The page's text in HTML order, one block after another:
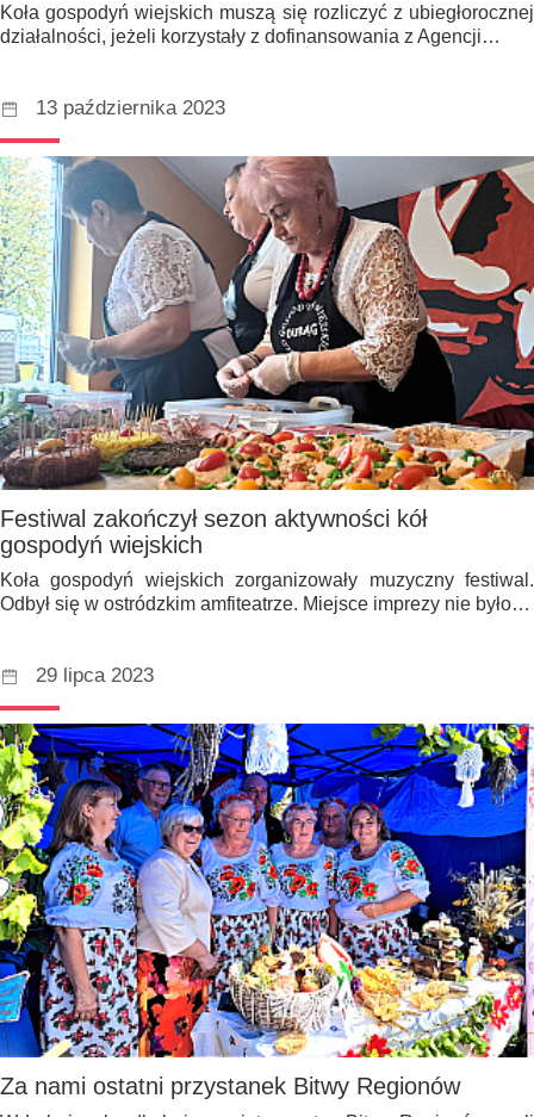
Koła gospodyń wiejskich muszą się rozliczyć z ubiegłorocznej
działalności, jeżeli korzystały z dofinansowania z Agencji…
13 października 2023
Festiwal zakończył sezon aktywności kół
gospodyń wiejskich
Koła gospodyń wiejskich zorganizowały muzyczny festiwal.
Odbył się w ostródzkim amfiteatrze. Miejsce imprezy nie było…
29 lipca 2023
Za nami ostatni przystanek Bitwy Regionów